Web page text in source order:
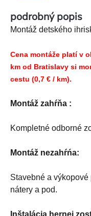
podrobný popis
Montáž detského
Cena montáže platí v
km od Bratislavy si
cestu (0,7 € / km).
Montáž zahŕňa :
Kompletné odborné
Montáž nezahŕńa:
Stavebné a
nátery a pod.